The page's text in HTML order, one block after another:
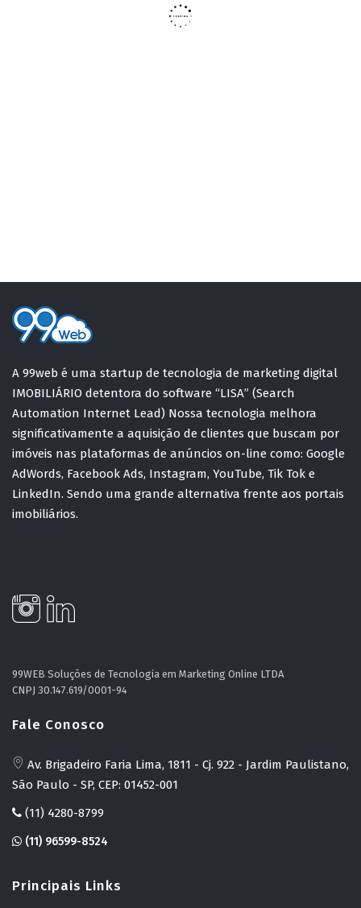
A 99web é uma startup de tecnologia de marketing digital
IMOBILIÁRIO detentora do software “LISA” (Search
Automation Internet Lead) Nossa tecnologia melhora
significativamente a aquisição de clientes que buscam por
imóveis nas plataformas de anúncios on-line como: Google
AdWords, Facebook Ads, Instagram, YouTube, Tik Tok e
LinkedIn. Sendo uma grande alternativa frente aos portais
imobiliários.
99WEB Soluções de Tecnologia em Marketing Online LTDA
CNPJ 30.147.619/0001-94
Fale Conosco
Av. Brigadeiro Faria Lima, 1811 - Cj. 922 - Jardim Paulistano,
São Paulo - SP, CEP: 01452-001
(11) 4280-8799
(11) 96599-8524
Principais Links